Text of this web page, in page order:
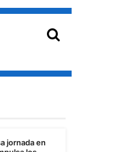
durante 13 años la matrícula
jornada en